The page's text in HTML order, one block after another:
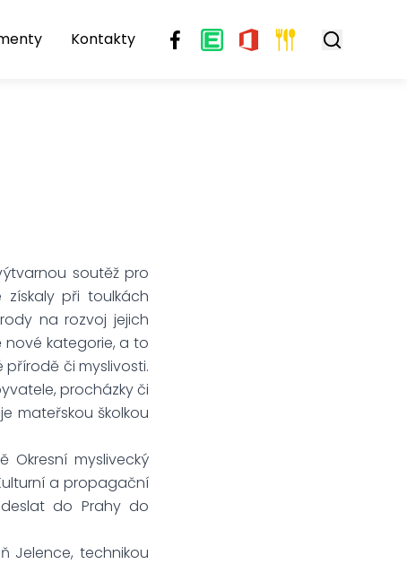
Kontakty
výtvarnou soutěž pro
získaly při toulkách
na rozvoj jejich
nové kategorie, a to
či myslivosti.
procházky či
mateřskou školkou
Okresní myslivecký
a propagační
do Prahy do
Jelence, technikou